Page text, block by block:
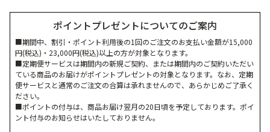
ポイントプレゼントについてのご案内
■期間中、割引・ポイント利用後の1回のご注文のお支払い金額が15,000
円(税込)・23,000円(税込)以上の方が対象となります。
■定期便サービスは期間内の新規ご契約、または期間内のご契約いただい
ている商品のお届けがポイントプレゼントの対象となります。なお、定期
便サービスと通常のご注文の合算は承れませんので、あらかじめご了承く
ださい。
■ポイントの付与は、商品お届け翌月の20日頃を予定しております。ポイ
ント付与のお知らせはいたしておりません。